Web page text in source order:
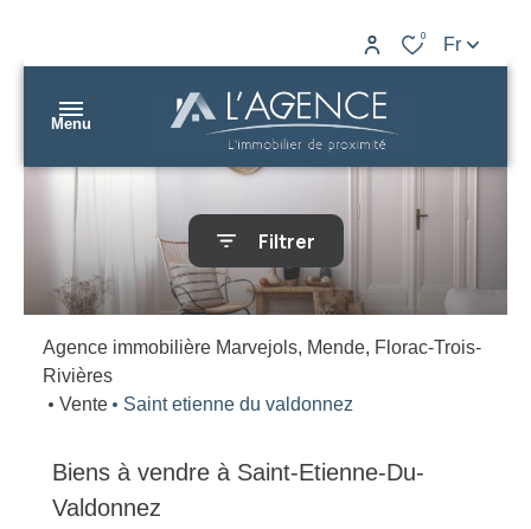
0 Fr
Menu
nos
biens
nos
agences
L’AGENCE
L’AGENCE
Mende
L’AGENCE
Florac
gestion
contact
Filtrer
Agence immobilière Marvejols, Mende, Florac-Trois-
Rivières
Vente
Saint etienne du valdonnez
Biens à vendre à Saint-Etienne-Du-
Valdonnez